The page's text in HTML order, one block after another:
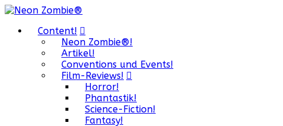
Content!
Neon Zombie®!
Artikel!
Conventions und Events!
Film-Reviews!
Horror!
Phantastik!
Science-Fiction!
Fantasy!